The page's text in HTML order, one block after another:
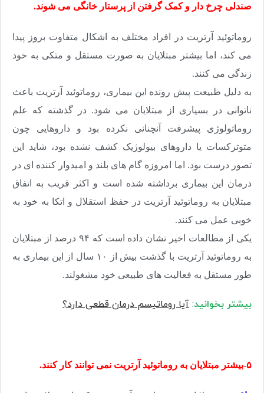
صندلی چرخ دار و کمک گرفتن از پرستار خانگی می شوند.
روماتوئید آرتریت در افراد مختلف به اشکال متفاوت بروز پیدا
می کند، اما بیشتر مبتلایان به صورت مستقل و متکی به خود
زندگی می کنند.
به دلیل طبیعت پیش رونده این بیماری، روماتوئید آرتریت باعث
ناتوانی در بسیاری از مبتلایان می شود. در گذشته که علم
روماتولوژی پیشرفت آنچنانی نکرده بود و داروهایی چون
متوترکسات یا داروهای بیولوژیک کشف نشده بود، شاید این
تصور درست بود. اما امروزه گام های بلند و امیدوار کننده ای در
درمان این بیماری برداشته شده است و اکثر قریب به اتفاق
مبتلایان به روماتوئید آرتریت در حفظ استقلال و اتکا به خود به
خوبی عمل می کنند.
یکی از مطالعات اخیر نشان داده است که ۹۴ درصد از مبتلایان
به روماتوئید آرتریت با گذشت بیش از ۱۰ سال از این بیماری به
طور مستقل به فعالیت های طبیعی خود مشغولند.
بیشتر بخوانید: آیا روماتیسم درمان قطعی دارد؟
۵-بیشتر مبتلایان به روماتوئید آرتریت نمی توانند کار کنند.